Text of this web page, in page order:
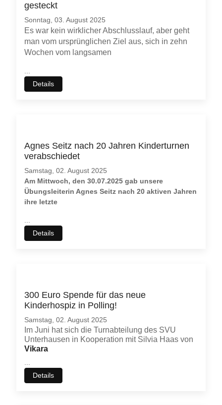
gesteckt
Sonntag, 03. August 2025
Es war kein wirklicher Abschlusslauf, aber geht
man vom ursprünglichen Ziel aus, sich in zehn
Wochen vom langsamen
Details
Agnes Seitz nach 20 Jahren Kinderturnen
verabschiedet
Samstag, 02. August 2025
Am Mittwoch, den 30.07.2025 gab unsere
Übungsleiterin Agnes Seitz nach 20 aktiven Jahren
ihre letzte
Details
300 Euro Spende für das neue
Kinderhospiz in Polling!
Samstag, 02. August 2025
Im Juni hat sich die Turnabteilung des SVU
Unterhausen in Kooperation mit Silvia Haas von
Vikara
Details